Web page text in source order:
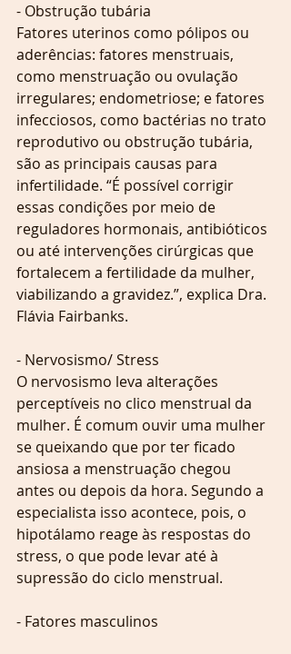
- Obstrução tubária
Fatores uterinos como pólipos ou
aderências: fatores menstruais,
como menstruação ou ovulação
irregulares; endometriose; e fatores
infecciosos, como bactérias no trato
reprodutivo ou obstrução tubária,
são as principais causas para
infertilidade. “É possível corrigir
essas condições por meio de
reguladores hormonais, antibióticos
ou até intervenções cirúrgicas que
fortalecem a fertilidade da mulher,
viabilizando a gravidez.”, explica Dra.
Flávia Fairbanks.
- Nervosismo/ Stress
O nervosismo leva alterações
perceptíveis no clico menstrual da
mulher. É comum ouvir uma mulher
se queixando que por ter ficado
ansiosa a menstruação chegou
antes ou depois da hora. Segundo a
especialista isso acontece, pois, o
hipotálamo reage às respostas do
stress, o que pode levar até à
supressão do ciclo menstrual.
- Fatores masculinos